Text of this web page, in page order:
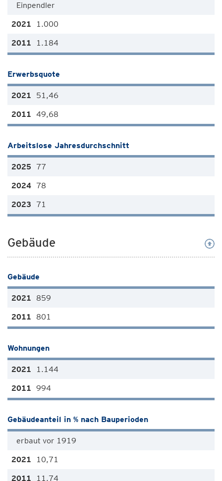
Einpendler
1.000
1.184
Erwerbsquote
51,46
49,68
Arbeitslose Jahresdurchschnitt
77
78
71
Gebäude
Gebäude
859
801
Wohnungen
1.144
994
Gebäudeanteil in % nach Bauperioden
erbaut vor 1919
10,71
11,74